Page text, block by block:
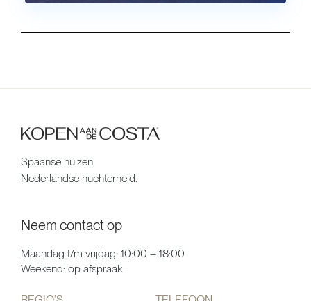
Spaanse huizen,
Nederlandse nuchterheid.
Neem contact op
Maandag t/m vrijdag: 10:00 – 18:00
Weekend: op afspraak